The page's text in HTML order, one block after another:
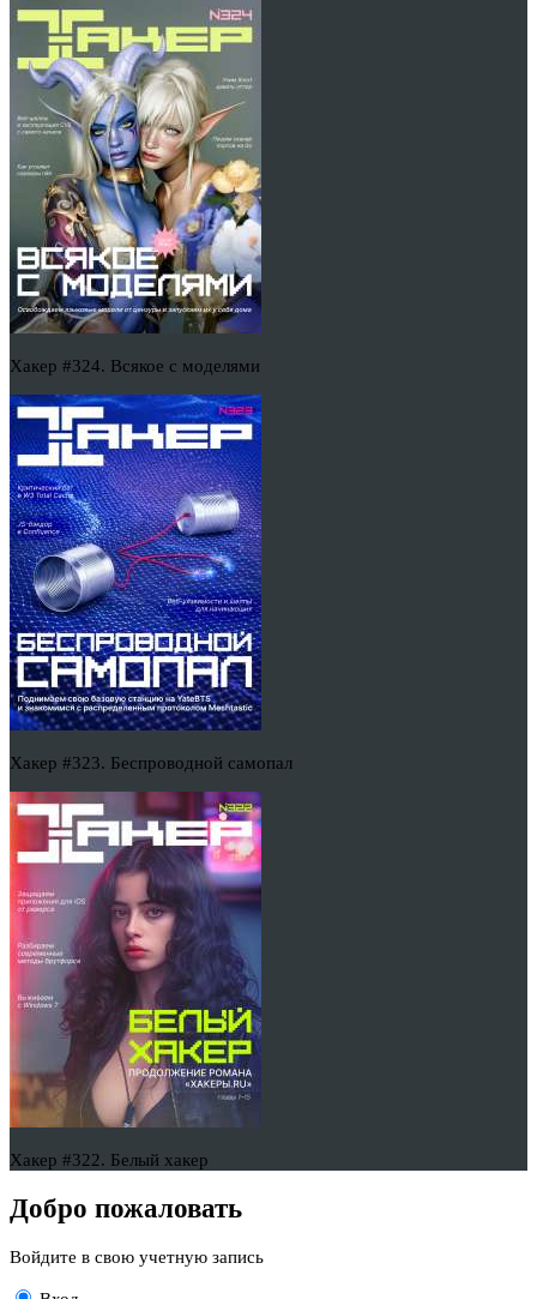
Хакер #324. Всякое с моделями
Хакер #323. Беспроводной самопал
Хакер #322. Белый хакер
Добро пожаловать
Войдите в свою учетную запись